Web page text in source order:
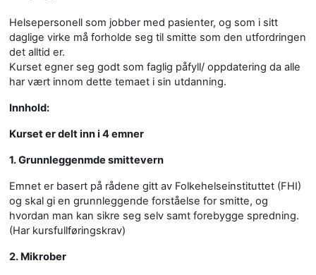
Helsepersonell som jobber med pasienter, og som i sitt
daglige virke må forholde seg til smitte som den utfordringen
det alltid er.
Kurset egner seg godt som faglig påfyll/ oppdatering da alle
har vært innom dette temaet i sin utdanning.
Innhold:
Kurset er delt inn i 4 emner
1. Grunnleggenmde smittevern
Emnet er basert på rådene gitt av Folkehelseinstituttet (FHI)
og skal gi en grunnleggende forståelse for smitte, og
hvordan man kan sikre seg selv samt forebygge spredning.
(Har kursfullføringskrav)
2. Mikrober